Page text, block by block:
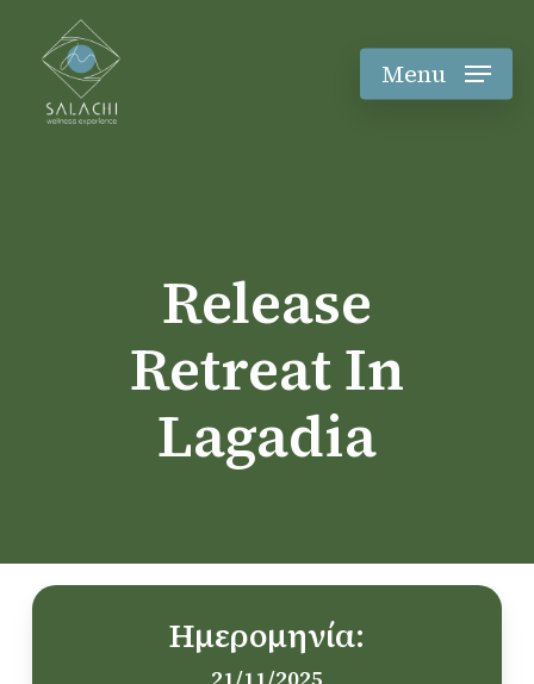
main
content
Menu
Release
Retreat In
Lagadia
Ημερομηνία: